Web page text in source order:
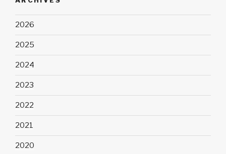
2026
2025
2024
2023
2022
2021
2020